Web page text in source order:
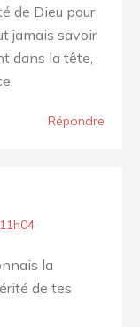
de Dieu pour
jamais savoir
dans la tête,
Répondre
la
de tes